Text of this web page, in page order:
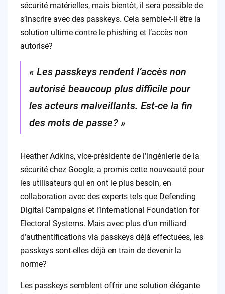
sécurité matérielles, mais bientôt, il sera possible de
s’inscrire avec des passkeys. Cela semble-t-il être la
solution ultime contre le phishing et l’accès non
autorisé?
« Les passkeys rendent l’accès non
autorisé beaucoup plus difficile pour
les acteurs malveillants. Est-ce la fin
des mots de passe? »
Heather Adkins, vice-présidente de l’ingénierie de la
sécurité chez Google, a promis cette nouveauté pour
les utilisateurs qui en ont le plus besoin, en
collaboration avec des experts tels que Defending
Digital Campaigns et l’International Foundation for
Electoral Systems. Mais avec plus d’un milliard
d’authentifications via passkeys déjà effectuées, les
passkeys sont-elles déjà en train de devenir la
norme?
Les passkeys semblent offrir une solution élégante